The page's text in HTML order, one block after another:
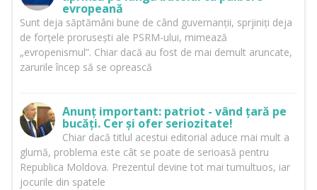
evropeană
Sunt deja săptămâni bune de când guvernanții, sprjiniți deja
de forțele prorusești ale PSRM-ului, mimează
„evropenismul”. Chiar dacă au fost de mai demult aruncate,
zarurile încep să se oprească
Anunț important: patriot - vând țară pe
bucăți. Cer și ofer seriozitate!
Chiar dacă titlul acestui editorial aduce mai mult a
glumă, problema este cât se poate de serioasă pentru
Republica Moldova. Prezentul devine tot mai tumultuos, iar
jocurile din spatele